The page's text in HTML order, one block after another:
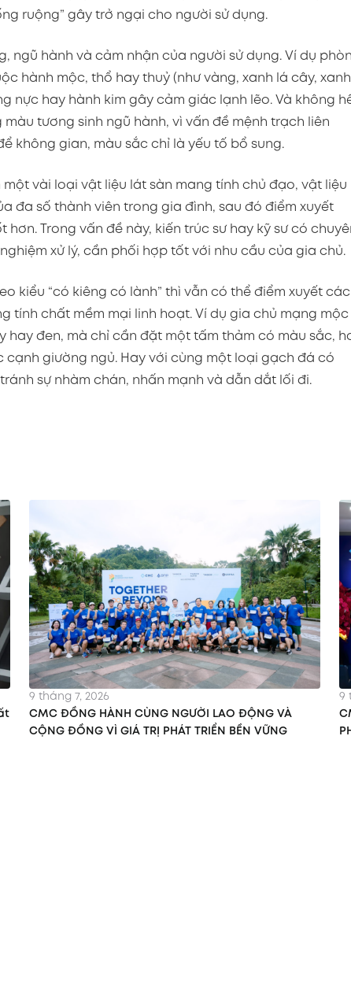
ruộng” gây trở ngại cho người sử dụng.
ngũ hành và cảm nhận của người sử dụng. Ví dụ
hành mộc, thổ hay thuỷ (như vàng, xanh lá cây, xanh
nực hay hành kim gây cảm giác lạnh lẽo. Và không
tương sinh ngũ hành, vì vấn đề mệnh trạch liên
không gian, màu sắc chỉ là yếu tố bổ sung.
vài loại vật liệu lát sàn mang tính chủ đạo, vật liệu
đa số thành viên trong gia đình, sau đó điểm xuyết
Trong vấn đề này, kiến trúc sư hay kỹ sư có
xử lý, cần phối hợp tốt với nhu cầu của gia chủ.
kiểu “có kiêng có lành” thì vẫn có thể điểm xuyết các
tính chất mềm mại linh hoạt. Ví dụ gia chủ mạng mộc
hay đen, mà chỉ cần đặt một tấm thảm có màu sắc,
giường ngủ. Hay với cùng một loại gạch đá có
sự nhàm chán, nhấn mạnh và dẫn dắt lối đi.
9 tháng 7, 2026
CMC ĐỒNG HÀNH CÙNG NGƯỜI LAO ĐỘNG VÀ
CỘNG ĐỒNG VÌ GIÁ TRỊ PHÁT TRIỂN BỀN VỮNG
9